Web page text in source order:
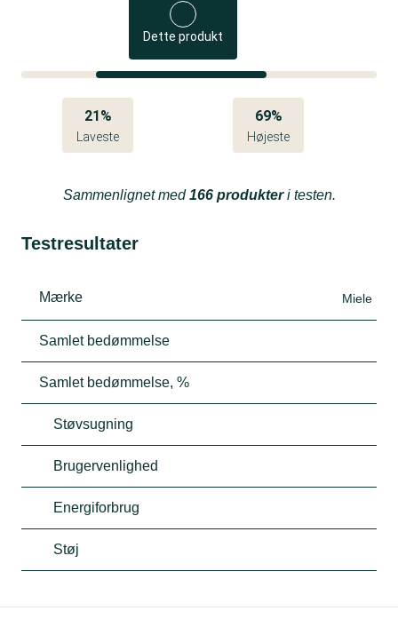
Dette produkt
21%
Laveste
69%
Højeste
Sammenlignet med166 produkteri testen.
Testresultater
Mærke Miele
Samlet bedømmelse
Samlet bedømmelse, %
Støvsugning
Brugervenlighed
Energiforbrug
Støj